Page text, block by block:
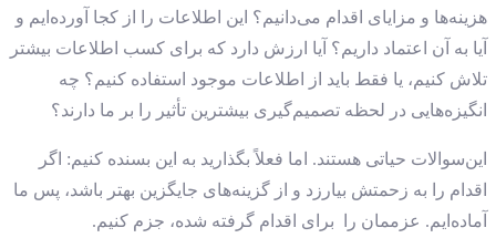
هزینه‌ها و مزایای اقدام می‌دانیم؟ این اطلاعات را از کجا آورده‌ایم و
آیا به آن اعتماد داریم؟ آیا ارزش دارد که برای کسب اطلاعات بیشتر
تلاش کنیم، یا فقط باید از اطلاعات موجود استفاده کنیم؟ چه
انگیزه‌هایی در لحظه تصمیم‌گیری بیشترین تأثیر را بر ما دارند؟
این‌سوالات حیاتی هستند. اما فعلاً بگذارید به این بسنده کنیم: اگر
اقدام را به زحمتش بیارزد و از گزینه‌های جایگزین بهتر باشد، پس ما
آماده‌ایم. عزممان را برای اقدام گرفته شده، جزم کنیم.